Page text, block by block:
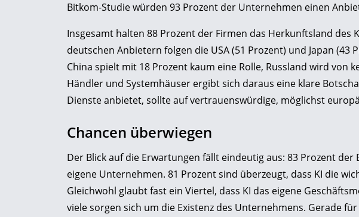
Bitkom-Studie würden 93 Prozent der Unternehmen einen
Insgesamt halten 88 Prozent der Firmen das Herkunftsland des
deutschen Anbietern folgen die USA (51 Prozent) und Japan (43
China spielt mit 18 Prozent kaum eine Rolle, Russland wird von
Händler und Systemhäuser ergibt sich daraus eine klare
Dienste anbietet, sollte auf vertrauenswürdige, möglichst
Chancen überwiegen
Der Blick auf die Erwartungen fällt eindeutig aus: 83 Prozent der
eigene Unternehmen. 81 Prozent sind überzeugt, dass KI die
Gleichwohl glaubt fast ein Viertel, dass KI das eigene
viele sorgen sich um die Existenz des Unternehmens. Gerade